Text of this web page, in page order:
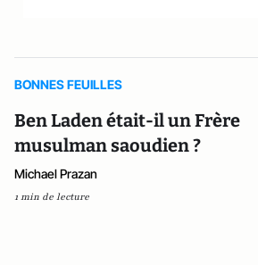
BONNES FEUILLES
Ben Laden était-il un Frère
musulman saoudien ?
Michael Prazan
1 min de lecture